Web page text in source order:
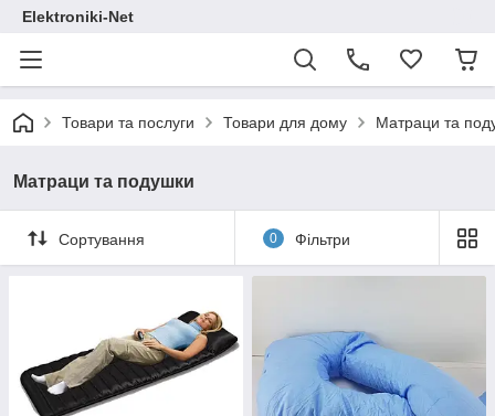
Elektroniki-Net
Товари та послуги Товари для дому Матраци та
Матраци та подушки
Сортування 0 Фільтри